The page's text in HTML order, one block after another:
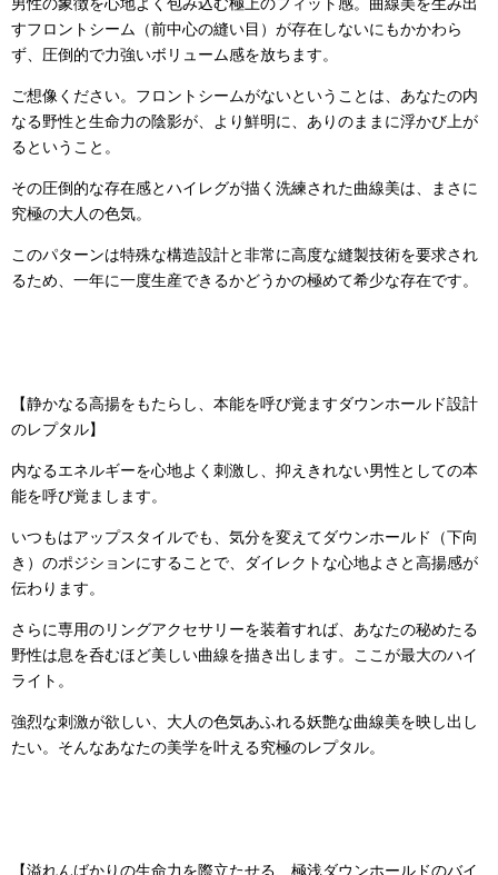
すフロントシーム（前中心の縫い目）が存在しないにもかかわら
ず、圧倒的で力強いボリューム感を放ちます。
ご想像ください。フロントシームがないということは、あなたの内
なる野性と生命力の陰影が、より鮮明に、ありのままに浮かび上が
るということ。
その圧倒的な存在感とハイレグが描く洗練された曲線美は、まさに
究極の大人の色気。
このパターンは特殊な構造設計と非常に高度な縫製技術を要求され
るため、一年に一度生産できるかどうかの極めて希少な存在です。
【静かなる高揚をもたらし、本能を呼び覚ますダウンホールド設計
のレプタル】
内なるエネルギーを心地よく刺激し、抑えきれない男性としての本
能を呼び覚まします。
いつもはアップスタイルでも、気分を変えてダウンホールド（下向
き）のポジションにすることで、ダイレクトな心地よさと高揚感が
伝わります。
さらに専用のリングアクセサリーを装着すれば、あなたの秘めたる
野性は息を呑むほど美しい曲線を描き出します。ここが最大のハイ
ライト。
強烈な刺激が欲しい、大人の色気あふれる妖艶な曲線美を映し出し
たい。そんなあなたの美学を叶える究極のレプタル。
【溢れんばかりの生命力を際立たせる、極浅ダウンホールドのバイ